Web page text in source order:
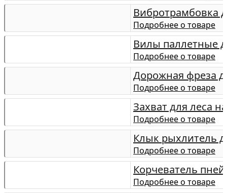
Вибротрамбовка
Подробнее о товаре
Вилы паллетные
Подробнее о товаре
Дорожная фреза
Подробнее о товаре
Захват для леса
Подробнее о товаре
Клык рыхлитель
Подробнее о товаре
Корчеватель
Подробнее о товаре